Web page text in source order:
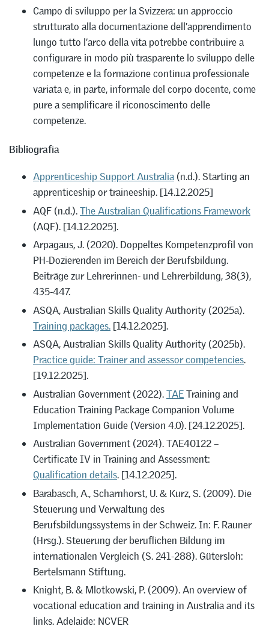
Campo di sviluppo per la Svizzera: un approccio
strutturato alla documentazione dell’apprendimento
lungo tutto l’arco della vita potrebbe contribuire a
configurare in modo più trasparente lo sviluppo delle
competenze e la formazione continua professionale
variata e, in parte, informale del corpo docente, come
pure a semplificare il riconoscimento delle
competenze.
Bibliografia
Apprenticeship Support Australia (n.d.). Starting an
apprenticeship or traineeship. [14.12.2025]
AQF (n.d.).The Australian Qualifications Framework
(AQF). [14.12.2025].
Arpagaus, J. (2020). Doppeltes Kompetenzprofil von
PH-Dozierenden im Bereich der Berufsbildung.
Beiträge zur Lehrerinnen- und Lehrerbildung, 38(3),
435-447.
ASQA, Australian Skills Quality Authority (2025a).
Training packages. [14.12.2025].
ASQA, Australian Skills Quality Authority (2025b).
Practice guide: Trainer and assessor competencies.
[19.12.2025].
Australian Government (2022).TAETraining and
Education Training Package Companion Volume
Implementation Guide (Version 4.0). [24.12.2025].
Australian Government (2024). TAE40122 –
Certificate IV in Training and Assessment:
Qualification details. [14.12.2025].
Barabasch, A., Scharnhorst, U. & Kurz, S. (2009). Die
Steuerung und Verwaltung des
Berufsbildungssystems in der Schweiz. In: F. Rauner
(Hrsg.). Steuerung der beruflichen Bildung im
internationalen Vergleich (S. 241-288). Gütersloh:
Bertelsmann Stiftung.
Knight, B. & Mlotkowski, P. (2009). An overview of
vocational education and training in Australia and its
links. Adelaide: NCVER